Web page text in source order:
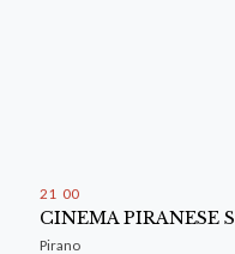
21 00
CINEMA PIRANESE
Pirano